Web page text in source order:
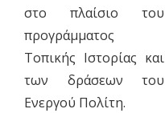
στο πλαίσιο του
προγράμματος
Τοπικής Ιστορίας και
των δράσεων του
Ενεργού Πολίτη.